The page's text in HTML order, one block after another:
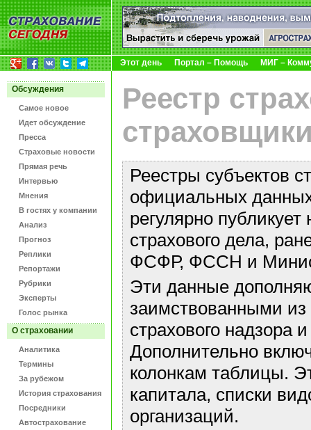
Этот день Портал – Помощь МИГ –
Обсуждения
Самое новое
Идет обсуждение
Пресса
Страховые новости
Прямая речь
Интервью
Мнения
В гостях у компании
Анализ
Прогноз
Реплики
Репортажи
Рубрики
Эксперты
Голос рынка
О страховании
Аналитика
Термины
За рубежом
История страхования
Посредники
Автострахование
Реестр
Реестры субъектов
официальных данных
регулярно
страхового дела,
ФСФР, ФССН и
Эти данные
заимствованными
страхового надзора
Дополнительно
колонкам таблицы.
капитала, списки
организаций.